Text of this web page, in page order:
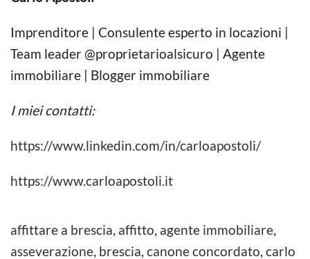
Imprenditore | Consulente esperto in locazioni |
Team leader @proprietarioalsicuro | Agente
immobiliare | Blogger immobiliare
I miei contatti:
https://www.linkedin.com/in/carloapostoli/
https://www.carloapostoli.it
affittare a brescia, affitto, agente immobiliare,
asseverazione, brescia, canone concordato, carlo